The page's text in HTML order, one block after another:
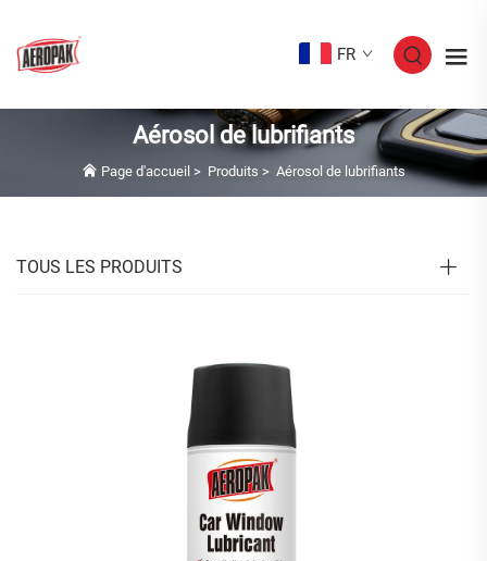
FR
Aérosol de lubrifiants
Page d'accueil > Produits > Aérosol de lubrifiants
TOUS LES PRODUITS